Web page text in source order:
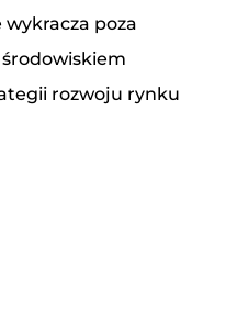
poza
rozwoju rynku